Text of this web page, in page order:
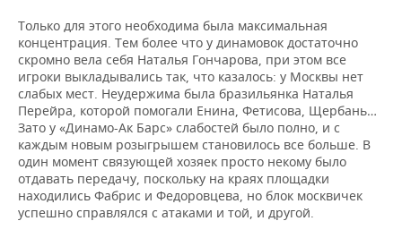
Только для этого необходима была максимальная
концентрация. Тем более что у динамовок достаточно
скромно вела себя Наталья Гончарова, при этом все
игроки выкладывались так, что казалось: у Москвы нет
слабых мест. Неудержима была бразильянка Наталья
Перейра, которой помогали Енина, Фетисова, Щербань…
Зато у «Динамо-Ак Барс» слабостей было полно, и с
каждым новым розыгрышем становилось все больше. В
один момент связующей хозяек просто некому было
отдавать передачу, поскольку на краях площадки
находились Фабрис и Федоровцева, но блок москвичек
успешно справлялся с атаками и той, и другой.